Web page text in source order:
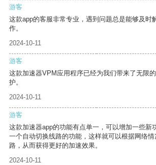
游客
这款app的客服非常专业，遇到问题总是能够及时
作。
2024-10-11
游客
这款加速器VPM应用程序已经为我们带来了无限
护。
2024-10-11
游客
这款加速器app的功能有点单一，可以增加一些新
一个自动切换线路的功能，这样就可以根据网络
路，从而获得更好的加速效果。
2024-10-11